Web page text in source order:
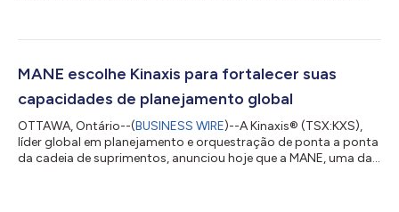
2026. A teleconferência será realizada na quinta-feira, 6 de
participação de Razat Gaurav, CEO, e Peter Yaraskavitch, Vice-
Presidente de Planejamento e Anál...
MANE escolhe Kinaxis para fortalecer suas
capacidades de planejamento global
OTTAWA, Ontário--(BUSINESS WIRE)--A Kinaxis® (TSX:KXS),
líder global em planejamento e orquestração de ponta a ponta
da cadeia de suprimentos, anunciou hoje que a MANE, uma das